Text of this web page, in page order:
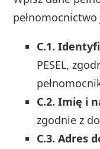
C.1.
PESEL,
C.2. Imię i
zgodnie z
C.3. Adres